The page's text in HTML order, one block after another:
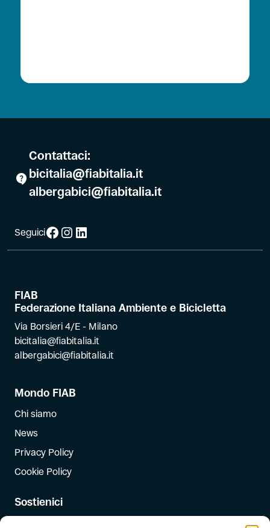
Contattaci:
bicitalia@fiabitalia.it
albergabici@fiabitalia.it
SeguiciFacebook
Instagram
LinkedIn
FIAB
Federazione Italiana Ambiente e Bicicletta
Via Borsieri 4/E - Milano
bicitalia@fiabitalia.it
albergabici@fiabitalia.it
Mondo FIAB
Chi siamo
News
Privacy Policy
Cookie Policy
Sostienici